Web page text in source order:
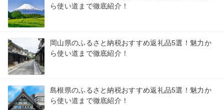
ら使い道まで徹底紹介！
岡山県のふるさと納税おすすめ返礼品5選！魅力か
ら使い道まで徹底紹介！
島根県のふるさと納税おすすめ返礼品5選！魅力か
ら使い道まで徹底紹介！